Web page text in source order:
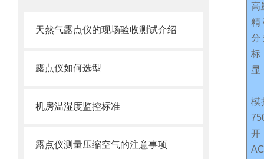
天然气露点仪的现场验收测试介绍
露点仪如何选型
机房温湿度监控标准
露点仪测量压缩空气的注意事项
高
精
分
标
模